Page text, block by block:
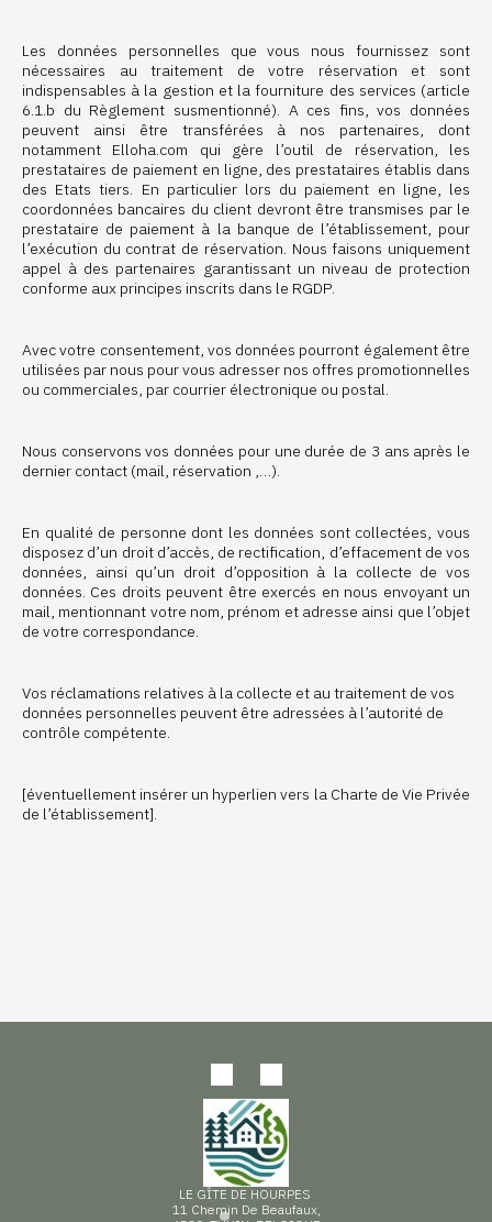
Les données personnelles que vous nous fournissez sont
nécessaires au traitement de votre réservation et sont
indispensables à la gestion et la fourniture des services (article
6.1.b du Règlement susmentionné). A ces fins, vos données
peuvent ainsi être transférées à nos partenaires, dont
notamment Elloha.com qui gère l’outil de réservation, les
prestataires de paiement en ligne, des prestataires établis dans
des Etats tiers. En particulier lors du paiement en ligne, les
coordonnées bancaires du client devront être transmises par le
prestataire de paiement à la banque de l’établissement, pour
l’exécution du contrat de réservation. Nous faisons uniquement
appel à des partenaires garantissant un niveau de protection
conforme aux principes inscrits dans le RGDP.
Avec votre consentement, vos données pourront également être
utilisées par nous pour vous adresser nos offres promotionnelles
ou commerciales, par courrier électronique ou postal.
Nous conservons vos données pour une durée de 3 ans après le
dernier contact (mail, réservation ,…).
En qualité de personne dont les données sont collectées, vous
disposez d’un droit d’accès, de rectification, d’effacement de vos
données, ainsi qu’un droit d’opposition à la collecte de vos
données. Ces droits peuvent être exercés en nous envoyant un
mail, mentionnant votre nom, prénom et adresse ainsi que l’objet
de votre correspondance.
Vos réclamations relatives à la collecte et au traitement de vos
données personnelles peuvent être adressées à l’autorité de
contrôle compétente.
[éventuellement insérer un hyperlien vers la Charte de Vie Privée
de l’établissement].
LE GÎTE DE HOURPES
11 Chemin De Beaufaux,